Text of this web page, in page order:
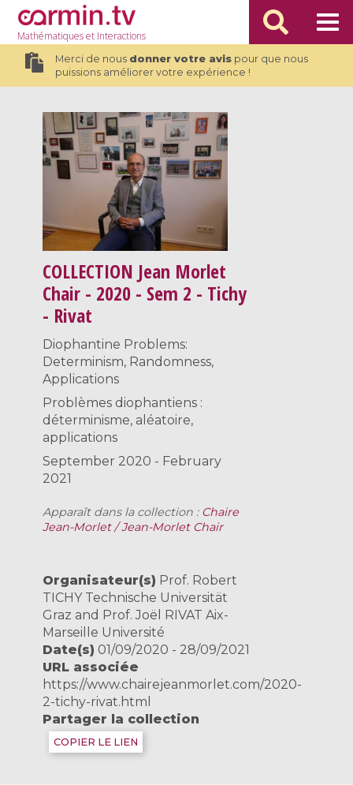
Mathématiqueset Interactions
Merci de nous donner votre avispour que nous
puissions améliorer votre expérience !
COLLECTION Jean Morlet
Chair - 2020 - Sem 2 - Tichy
- Rivat
Diophantine Problems:
Determinism, Randomness,
Applications
Problèmes diophantiens :
déterminisme, aléatoire,
applications
September 2020 - February
2021
Apparaît dans la collection : Chaire
Jean-Morlet / Jean-Morlet Chair
Organisateur(s) Prof. Robert
TICHY ​Technische Universität
Graz and Prof. Joël RIVAT Aix-
Marseille Université
Date(s) 01/09/2020 - 28/09/2021
URL associée
https://www.chairejeanmorlet.com/2020-
2-tichy-rivat.html
Partager la collection
COPIER LE LIEN